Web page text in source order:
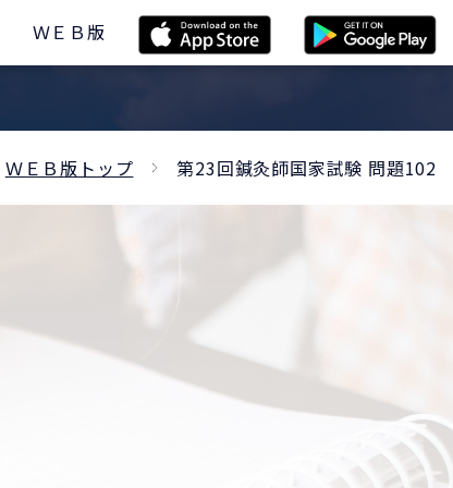
ＷＥＢ版
ＷＥＢ版トップ 第23回鍼灸師国家試験 問題102